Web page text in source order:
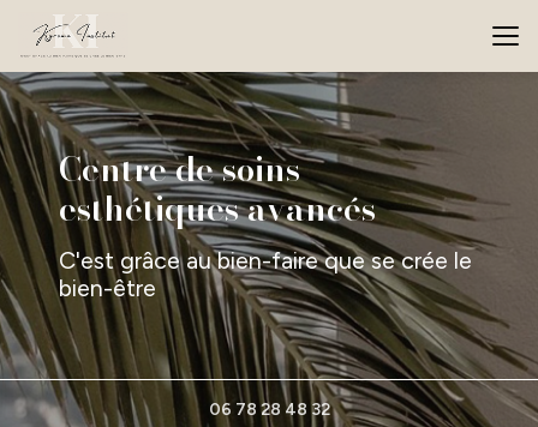
contenu
principal
Centre de soins
esthétiques avancés
C'est grâce au bien-faire que se crée le
bien-être
06 78 28 48 32